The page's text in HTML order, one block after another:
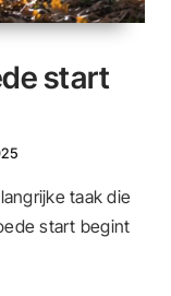
start
taak die
start begint